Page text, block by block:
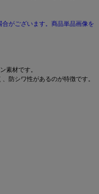
がございます。商品単品画像を
素材です。
防シワ性があるのが特徴です。